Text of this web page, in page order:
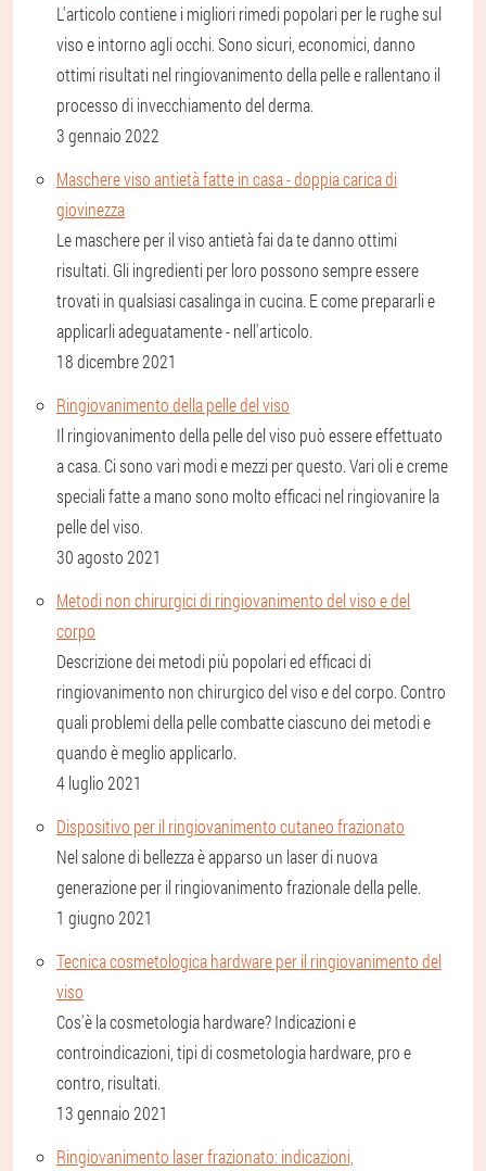
L'articolo contiene i migliori rimedi popolari per le rughe sul
viso e intorno agli occhi. Sono sicuri, economici, danno
ottimi risultati nel ringiovanimento della pelle e rallentano il
processo di invecchiamento del derma.
3 gennaio 2022
Maschere viso antietà fatte in casa - doppia carica di
giovinezza
Le maschere per il viso antietà fai da te danno ottimi
risultati. Gli ingredienti per loro possono sempre essere
trovati in qualsiasi casalinga in cucina. E come prepararli e
applicarli adeguatamente - nell'articolo.
18 dicembre 2021
Ringiovanimento della pelle del viso
Il ringiovanimento della pelle del viso può essere effettuato
a casa. Ci sono vari modi e mezzi per questo. Vari oli e creme
speciali fatte a mano sono molto efficaci nel ringiovanire la
pelle del viso.
30 agosto 2021
Metodi non chirurgici di ringiovanimento del viso e del
corpo
Descrizione dei metodi più popolari ed efficaci di
ringiovanimento non chirurgico del viso e del corpo. Contro
quali problemi della pelle combatte ciascuno dei metodi e
quando è meglio applicarlo.
4 luglio 2021
Dispositivo per il ringiovanimento cutaneo frazionato
Nel salone di bellezza è apparso un laser di nuova
generazione per il ringiovanimento frazionale della pelle.
1 giugno 2021
Tecnica cosmetologica hardware per il ringiovanimento del
viso
Cos'è la cosmetologia hardware? Indicazioni e
controindicazioni, tipi di cosmetologia hardware, pro e
contro, risultati.
13 gennaio 2021
Ringiovanimento laser frazionato: indicazioni,